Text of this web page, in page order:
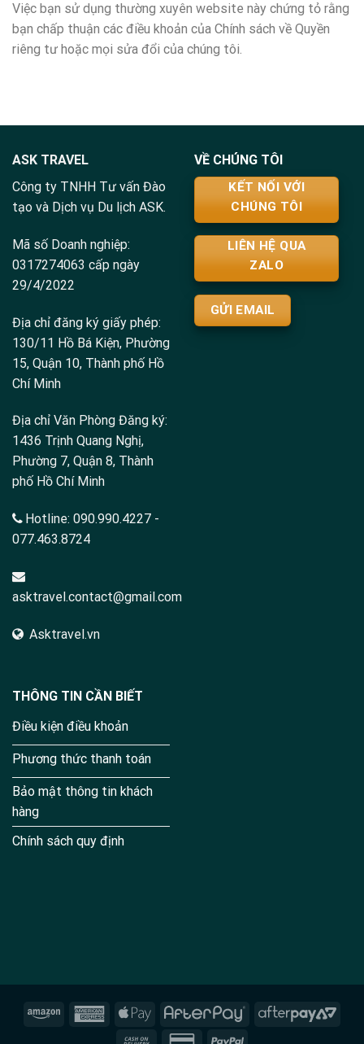
Việc bạn sử dụng thường xuyên website này chứng tỏ rằng
bạn chấp thuận các điều khoản của Chính sách về Quyền
riêng tư hoặc mọi sửa đổi của chúng tôi.
ASK TRAVEL
Công ty TNHH Tư vấn Đào
tạo và Dịch vụ Du lịch ASK.
Mã số Doanh nghiệp:
0317274063 cấp ngày
29/4/2022
Địa chỉ đăng ký giấy phép:
130/11 Hồ Bá Kiện, Phường
15, Quận 10, Thành phố Hồ
Chí Minh
Địa chỉ Văn Phòng Đăng ký:
1436 Trịnh Quang Nghị,
Phường 7, Quận 8, Thành
phố Hồ Chí Minh
Hotline: 090.990.4227 -
077.463.8724
asktravel.contact@gmail.com
Asktravel.vn
VỀ CHÚNG TÔI
KẾT NỐI VỚI
CHÚNG TÔI
LIÊN HỆ QUA
ZALO
GỬI EMAIL
THÔNG TIN CẦN BIẾT
Điều kiện điều khoản
Phương thức thanh toán
Bảo mật thông tin khách
hàng
Chính sách quy định